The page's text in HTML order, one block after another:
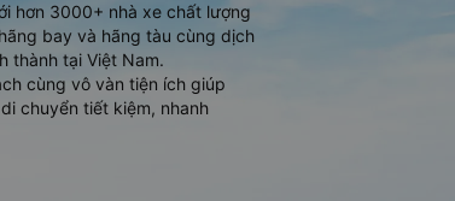
hơn 3000+ nhà xe chất lượng
bay và hãng tàu cùng dịch
thành tại Việt Nam.
cùng vô vàn tiện ích giúp
chuyển tiết kiệm, nhanh